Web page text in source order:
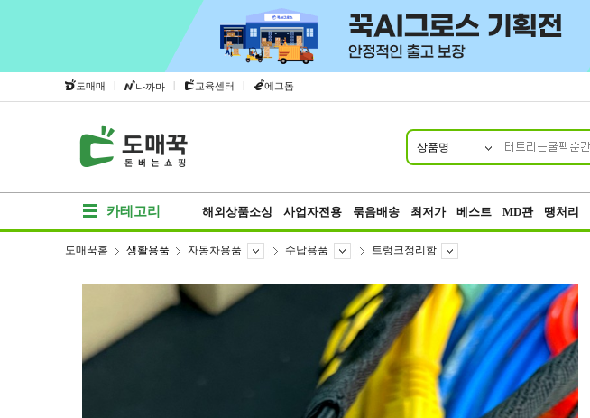
도매매 | 나까마 | 교육센터 | 에그돔
상품명
카테고리 해외상품소싱 사업자전용 묶음배송 최저가 베스트 MD관 땡처리
도매꾹홈 생활용품 자동차용품 수납용품 트렁크정리함